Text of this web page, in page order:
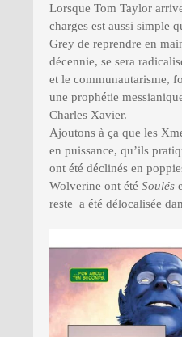
Lorsque Tom Taylor
charges est aussi simple
Grey de reprendre en
décennie, se sera
et le communautarisme,
une prophétie
Charles Xavier.
Ajoutons à ça que les
en puissance, qu’ils
ont été déclinés en
Wolverine ont été Soulés
reste a été délocalisée